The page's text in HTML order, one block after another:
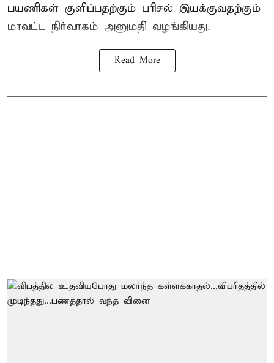
பயணிகள் குளிப்பதற்கும் பரிசல் இயக்குவதற்கும்
மாவட்ட நிர்வாகம் அனுமதி வழங்கியது.
Read More